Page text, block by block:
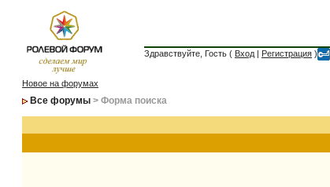
Здравствуйте, Гость ( Вход | Регистрация )
Новое на форумах
Все форумы > Форма поиска